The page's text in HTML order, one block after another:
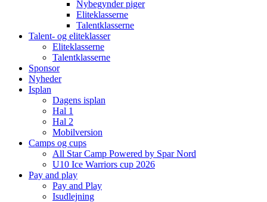
Nybegynder piger
Eliteklasserne
Talentklasserne
Talent- og eliteklasser
Eliteklasserne
Talentklasserne
Sponsor
Nyheder
Isplan
Dagens isplan
Hal 1
Hal 2
Mobilversion
Camps og cups
All Star Camp Powered by Spar Nord
U10 Ice Warriors cup 2026
Pay and play
Pay and Play
Isudlejning